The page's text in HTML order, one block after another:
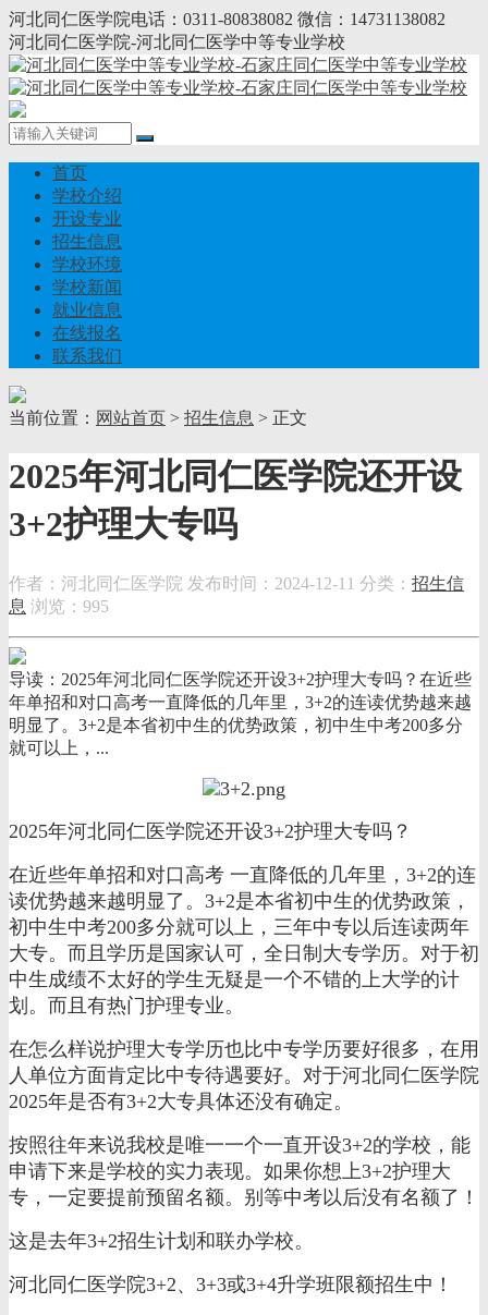
河北同仁医学院电话：0311-80838082 微信：14731138082
河北同仁医学院-河北同仁医学中等专业学校
首页
学校介绍
开设专业
招生信息
学校环境
学校新闻
就业信息
在线报名
联系我们
当前位置： 网站首页 > 招生信息 > 正文
2025年河北同仁医学院还开设
3+2护理大专吗
作者：河北同仁医学院 发布时间：2024-12-11 分类： 招生信
息 浏览：995
导读：2025年河北同仁医学院还开设3+2护理大专吗？在近些
年单招和对口高考一直降低的几年里，3+2的连读优势越来越
明显了。3+2是本省初中生的优势政策，初中生中考200多分
就可以上，...
2025年河北同仁医学院还开设3+2护理大专吗？
在近些年单招和对口高考 一直降低的几年里，3+2的连
读优势越来越明显了。3+2是本省初中生的优势政策，
初中生中考200多分就可以上，三年中专以后连读两年
大专。而且学历是国家认可，全日制大专学历。对于初
中生成绩不太好的学生无疑是一个不错的上大学的计
划。而且有热门护理专业。
在怎么样说护理大专学历也比中专学历要好很多，在用
人单位方面肯定比中专待遇要好。对于河北同仁医学院
2025年是否有3+2大专具体还没有确定。
按照往年来说我校是唯一一个一直开设3+2的学校，能
申请下来是学校的实力表现。如果你想上3+2护理大
专，一定要提前预留名额。别等中考以后没有名额了！
这是去年3+2招生计划和联办学校。
河北同仁医学院3+2、3+3或3+4升学班限额招生中！